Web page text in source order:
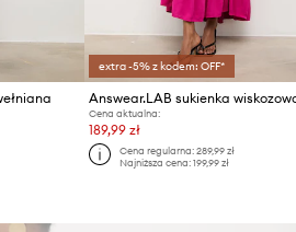
extra -5% z kodem: OFF*
Answear.LAB sukienka
Cena aktualna:
189,99 zł
Cena regularna: 289,99 zł
Najniższa cena: 199,99 zł